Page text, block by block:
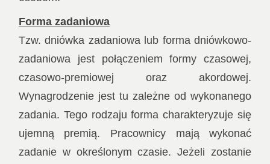
Forma zadaniowa
Tzw. dniówka zadaniowa lub forma dniówkowo-
zadaniowa jest połączeniem formy czasowej,
czasowo-premiowej oraz akordowej.
Wynagrodzenie jest tu zależne od wykonanego
zadania. Tego rodzaju forma charakteryzuje się
ujemną premią. Pracownicy mają wykonać
zadanie w określonym czasie. Jeżeli zostanie